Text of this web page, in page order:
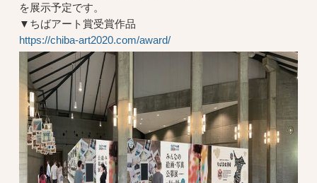
を展示予定です。
▼ちばアート賞受賞作品
https://chiba-art2020.com/award/